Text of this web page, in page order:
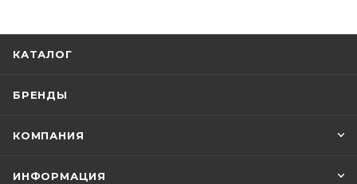
КАТАЛОГ
БРЕНДЫ
КОМПАНИЯ
ИНФОРМАЦИЯ